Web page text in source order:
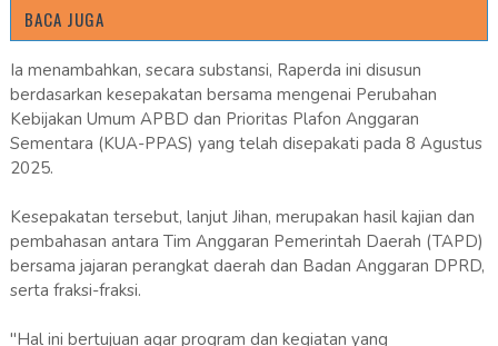
BACA JUGA
Ia menambahkan, secara substansi, Raperda ini disusun
berdasarkan kesepakatan bersama mengenai Perubahan
Kebijakan Umum APBD dan Prioritas Plafon Anggaran
Sementara (KUA-PPAS) yang telah disepakati pada 8 Agustus
2025.
Kesepakatan tersebut, lanjut Jihan, merupakan hasil kajian dan
pembahasan antara Tim Anggaran Pemerintah Daerah (TAPD)
bersama jajaran perangkat daerah dan Badan Anggaran DPRD,
serta fraksi-fraksi.
"Hal ini bertujuan agar program dan kegiatan yang